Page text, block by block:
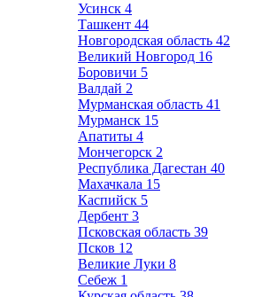
Усинск 4
Ташкент 44
Новгородская область 42
Великий Новгород 16
Боровичи 5
Валдай 2
Мурманская область 41
Мурманск 15
Апатиты 4
Мончегорск 2
Республика Дагестан 40
Махачкала 15
Каспийск 5
Дербент 3
Псковская область 39
Псков 12
Великие Луки 8
Себеж 1